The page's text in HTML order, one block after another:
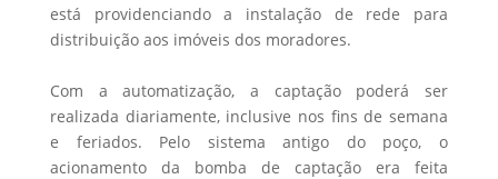
está providenciando a instalação de rede para
distribuição aos imóveis dos moradores.
Com a automatização, a captação poderá ser
realizada diariamente, inclusive nos fins de semana
e feriados. Pelo sistema antigo do poço, o
acionamento da bomba de captação era feita